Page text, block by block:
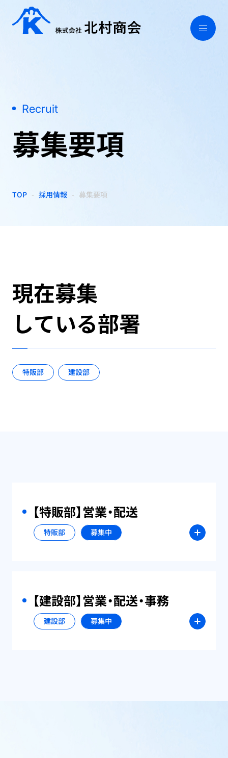
Recruit
募集要項
TOP 採用情報 募集要項
現在募集
している部署
特販部 建設部
【特販部】営業・配送
特販部 募集中
【建設部】営業・配送・事務
建設部 募集中